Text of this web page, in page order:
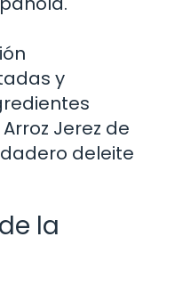
y
Jerez de
deleite
la